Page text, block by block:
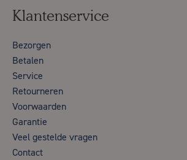
Klantenservice
Bezorgen
Betalen
Service
Retourneren
Voorwaarden
Garantie
Veel gestelde vragen
Contact